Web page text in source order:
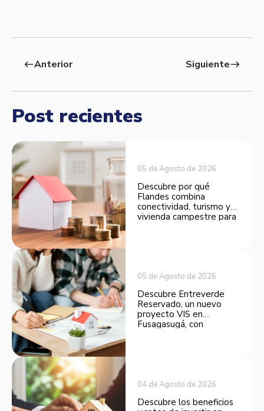
westAnterior Siguienteeast
Post recientes
05 de Agosto de 2026
Descubre por qué
Flandes combina
conectividad, turismo y
vivienda campestre para
05 de Agosto de 2026
Descubre Entreverde
Reservado, un nuevo
proyecto VIS en
Fusagasugá, con
04 de Agosto de 2026
Descubre los beneficios